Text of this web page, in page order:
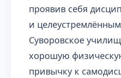
проявив себя
и
Суворовское
хорошую
привычку к